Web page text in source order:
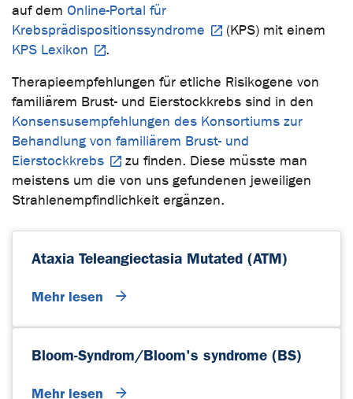
auf dem Online-Portal für
Krebsprädispositionssyndrome
(KPS) mit einem
KPS Lexikon
.
Therapieempfehlungen für etliche Risikogene von
familiärem Brust- und Eierstockkrebs sind in den
Konsensusempfehlungen des Konsortiums zur
Behandlung von familiärem Brust- und
Eierstockkrebs
zu finden. Diese müsste man
meistens um die von uns gefundenen jeweiligen
Strahlenempfindlichkeit ergänzen.
Ataxia Teleangiectasia Mutated (ATM)
Mehr lesen
Bloom-Syndrom/Bloom's syndrome (BS)
Mehr lesen